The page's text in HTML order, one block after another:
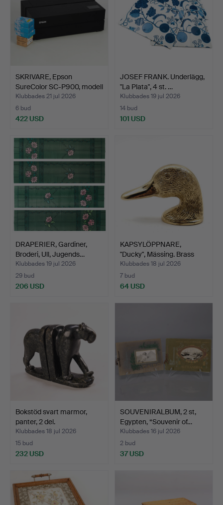
SKRIVARE, Epson
SureColor SC-P900, modell
…
Klubbades 21 jul 2026
6 bud
422 USD
JOSEF FRANK. Underlägg,
"La Plata", 4 st. …
Klubbades 19 jul 2026
14 bud
101 USD
DRAPERIER, Gardiner,
Broderi, Ull, Jugends…
Klubbades 19 jul 2026
29 bud
206 USD
KAPSYLÖPPNARE,
"Ducky", Mässing. Brass
Des…
Klubbades 18 jul 2026
7 bud
64 USD
Bokstöd svart marmor,
panter, 2 del.
Klubbades 18 jul 2026
15 bud
232 USD
SOUVENIRALBUM, 2 st,
Egypten, “Souvenir of…
Klubbades 16 jul 2026
2 bud
37 USD